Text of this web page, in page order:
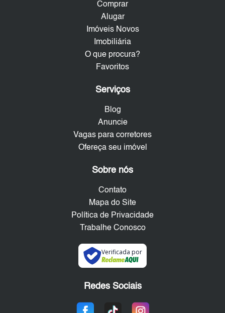
Comprar
Alugar
Imóveis Novos
Imobiliária
O que procura?
Favoritos
Serviços
Blog
Anuncie
Vagas para corretores
Ofereça seu imóvel
Sobre nós
Contato
Mapa do Site
Política de Privacidade
Trabalhe Conosco
Verificada por
Redes Sociais